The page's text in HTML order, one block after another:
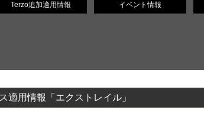
Terzo追加適用情報 イベント情報
適用情報「エクストレイル」